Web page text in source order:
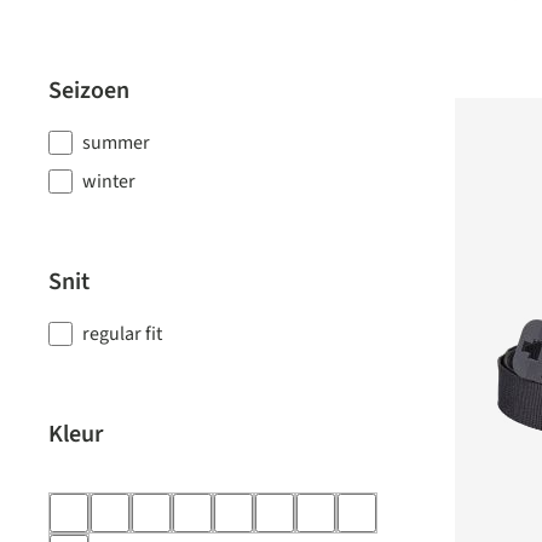
Seizoen
summer
winter
Snit
regular fit
Kleur